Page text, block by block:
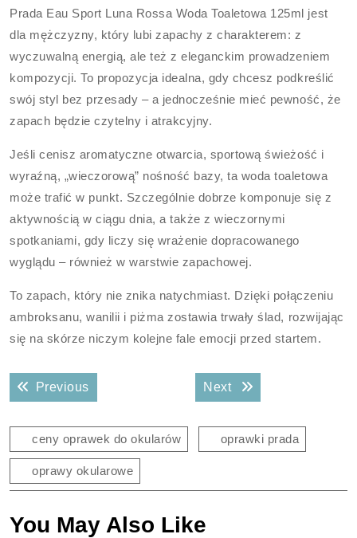
Prada Eau Sport Luna Rossa Woda Toaletowa 125ml jest
dla mężczyzny, który lubi zapachy z charakterem: z
wyczuwalną energią, ale też z eleganckim prowadzeniem
kompozycji. To propozycja idealna, gdy chcesz podkreślić
swój styl bez przesady – a jednocześnie mieć pewność, że
zapach będzie czytelny i atrakcyjny.
Jeśli cenisz aromatyczne otwarcia, sportową świeżość i
wyraźną, „wieczorową” nośność bazy, ta woda toaletowa
może trafić w punkt. Szczególnie dobrze komponuje się z
aktywnością w ciągu dnia, a także z wieczornymi
spotkaniami, gdy liczy się wrażenie dopracowanego
wyglądu – również w warstwie zapachowej.
To zapach, który nie znika natychmiast. Dzięki połączeniu
ambroksanu, wanilii i piżma zostawia trwały ślad, rozwijając
się na skórze niczym kolejne fale emocji przed startem.
Nawigacja
wpisuPreviousPrevious post: Next Next post:
ceny oprawek do okularów oprawki prada
oprawy okularowe
You May Also Like